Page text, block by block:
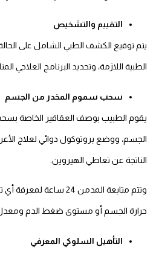
التقييم والتشخيص
يتم توقيع الكشف الطبي الشامل على
الطبية اللازمة، وتحديد البرنامج العلاجي
سحب سموم المخدر من الجسم
يقوم الطبيب بوصف العقاقير الخاصة
الجسم، ووضع بروتوكول دوائي لعلاج
الناتجة عن تعاطي الهيروين.
وتتم متابعة المدمن 24
حرارة الجسم أو مستوى ضغط الدم
التأهيل السلوكي المعرفي